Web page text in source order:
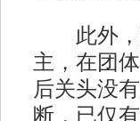
此外，
主，在团
后关头没
断，已仅